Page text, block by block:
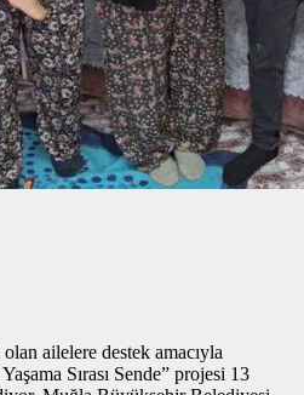
ailelere destek amacıyla
Sırası Sende” projesi 13